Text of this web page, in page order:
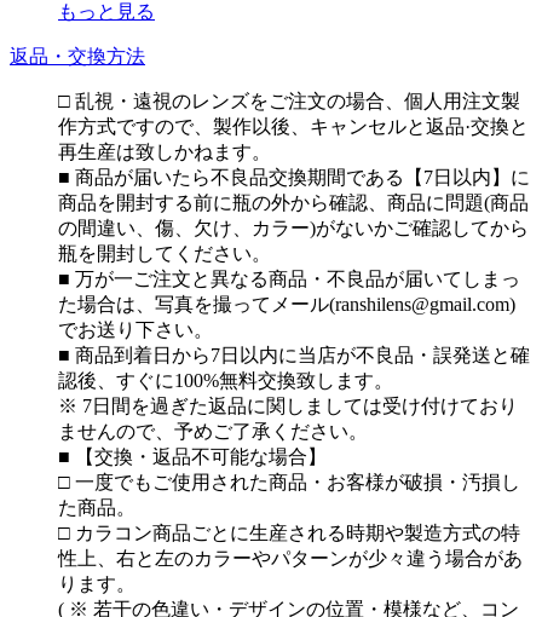
もっと見る
返品・交換方法
□ 乱視・遠視のレンズをご注文の場合、個人用注文製
作方式ですので、製作以後、キャンセルと返品·交換と
再生産は致しかねます。
■ 商品が届いたら不良品交換期間である【7日以内】に
商品を開封する前に瓶の外から確認、商品に問題(商品
の間違い、傷、欠け、カラー)がないかご確認してから
瓶を開封してください。
■ 万が一ご注文と異なる商品・不良品が届いてしまっ
た場合は、写真を撮ってメール(ranshilens@gmail.com)
でお送り下さい。
■ 商品到着日から7日以内に当店が不良品・誤発送と確
認後、すぐに100%無料交換致します。
※ 7日間を過ぎた返品に関しましては受け付けており
ませんので、予めご了承ください。
■ 【交換・返品不可能な場合】
□ 一度でもご使用された商品・お客様が破損・汚損し
た商品。
□ カラコン商品ごとに生産される時期や製造方式の特
性上、右と左のカラーやパターンが少々違う場合があ
ります。
( ※ 若干の色違い・デザインの位置・模様など、コン